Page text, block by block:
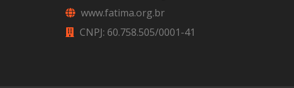
www.fatima.org.br
CNPJ: 60.758.505/0001-41